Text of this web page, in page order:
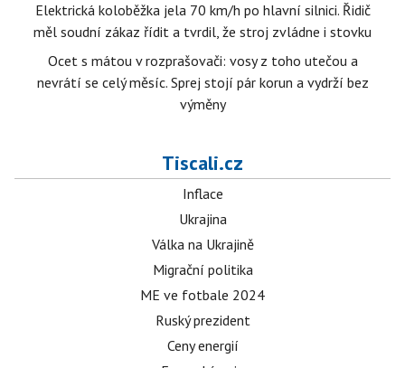
Elektrická koloběžka jela 70 km/h po hlavní silnici. Řidič
měl soudní zákaz řídit a tvrdil, že stroj zvládne i stovku
Ocet s mátou v rozprašovači: vosy z toho utečou a
nevrátí se celý měsíc. Sprej stojí pár korun a vydrží bez
výměny
Tiscali.cz
Inflace
Ukrajina
Válka na Ukrajině
Migrační politika
ME ve fotbale 2024
Ruský prezident
Ceny energií